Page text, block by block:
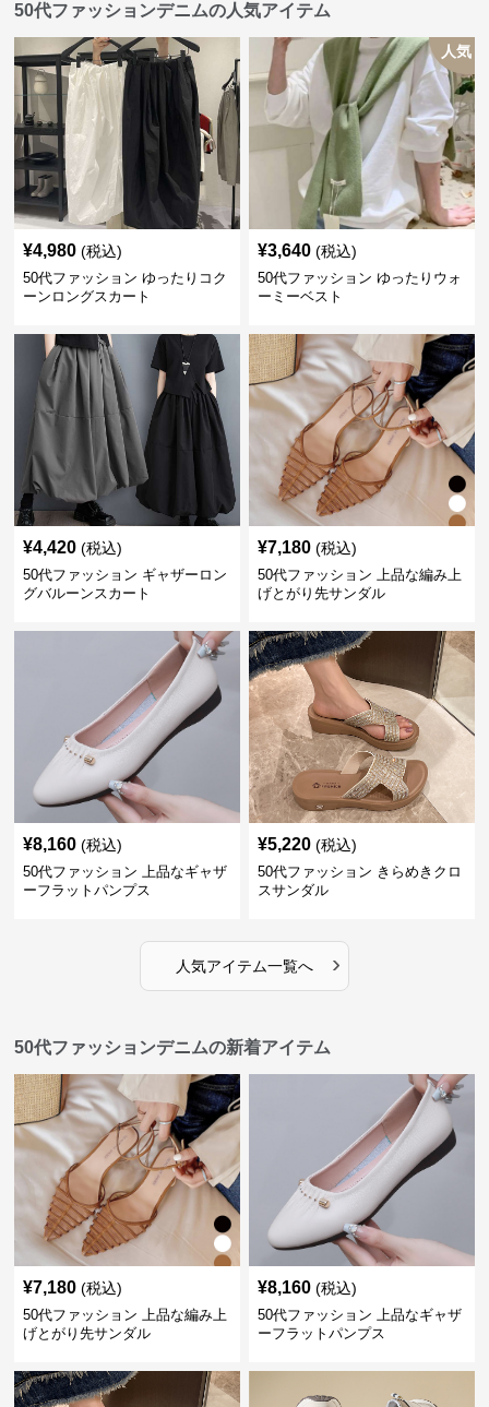
50代ファッションデニムの人気アイテム
¥4,980 (税込)
50代ファッション ゆったりコク
ーンロングスカート
人気
¥3,640 (税込)
50代ファッション ゆったりウォ
ーミーベスト
¥4,420 (税込)
50代ファッション ギャザーロン
グバルーンスカート
¥7,180 (税込)
50代ファッション 上品な編み上
げとがり先サンダル
¥8,160 (税込)
50代ファッション 上品なギャザ
ーフラットパンプス
¥5,220 (税込)
50代ファッション きらめきクロ
スサンダル
人気アイテム一覧へ ›
50代ファッションデニムの新着アイテム
¥7,180 (税込)
50代ファッション 上品な編み上
げとがり先サンダル
¥8,160 (税込)
50代ファッション 上品なギャザ
ーフラットパンプス